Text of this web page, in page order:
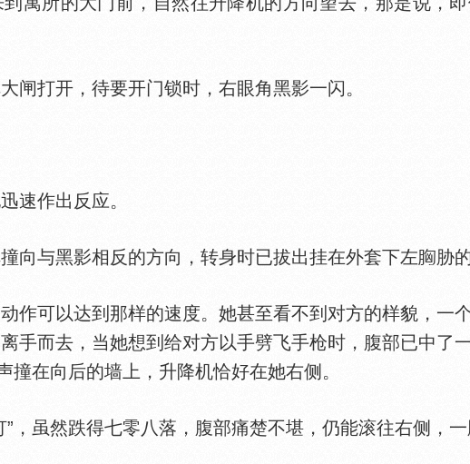
打开，待要开门锁时，右眼角黑影一闪。
作出反应。
与黑影相反的方向，转身时已拔出挂在外套下左 胁
可以达到那样的速度。她甚至看不到对方的样貌，一
手而去，当她想到给对方以手劈飞手枪时，腹部已中了
撞在向后的墙上，升降机恰好在她右侧。
虽然跌得七零八落，腹部痛楚不堪，仍能滚往右侧，一